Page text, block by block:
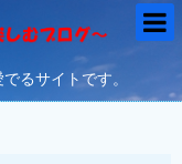
るサイトです。